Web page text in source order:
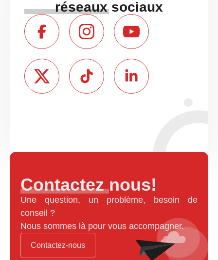
réseaux sociaux
Contactez nous!
Une question, un problème, besoin de
conseil ?
Nous sommes là pour vous accompagner.
Contactez-nous